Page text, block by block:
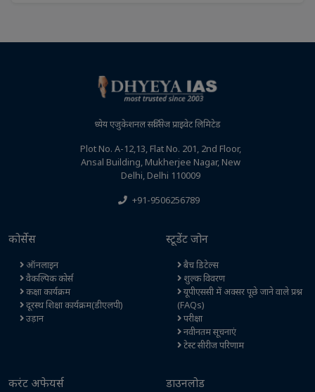
ध्येय एजुकेशनल सर्विसेज प्राइवेट लिमिटेड
Plot No. A-12,13, Flat No. 201, 2nd Floor,
Ansal Building, Mukherjee Nagar, New
Delhi, Delhi 110009
+91-9506256789
कोर्सेस
ऑनलाइन
वैकल्पिक कोर्स
कक्षा कार्यक्रम
दूरस्थ शिक्षा कार्यक्रम(डीएलपी)
उड़ान
स्टूडेंट जोन
बैच डिटेल्स
शुल्क विवरण
यूपीएससी में अक्सर पूछे जाने वाले प्रश्न
(FAQs)
परीक्षा
नवीनतम सूचनाएं
टेस्ट सीरीज परिणाम
करंट अफेयर्स डाउनलोड